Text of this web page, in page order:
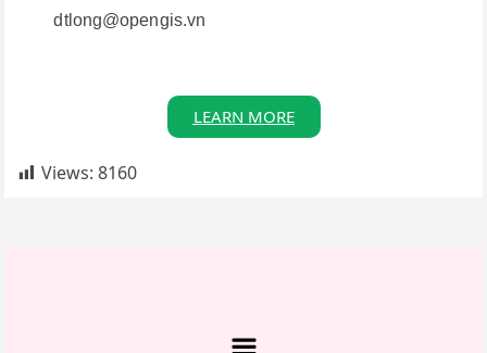
dtlong@opengis.vn
LEARN MORE
Views: 8160